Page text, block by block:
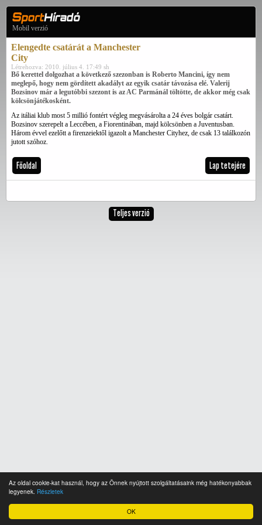
OK
Az oldal cookie-kat használ, hogy az Önnek nyújtott szolgáltatásaink még hatékonyabbak
legyenek. Részletek
Mobil verzió
Elengedte csatárát a Manchester
City
Létrehozva: 2010. július 4. 17:49 sh
Bő kerettel dolgozhat a következő szezonban is Roberto Mancini, így nem
meglepő, hogy nem gördített akadályt az egyik csatár távozása elé. Valerij
Bozsinov már a legutóbbi szezont is az AC Parmánál töltötte, de akkor még csak
kölcsönjátékosként.
Az itáliai klub most 5 millió fontért végleg megvásárolta a 24 éves bolgár csatárt.
Bozsinov szerepelt a Leccében, a Fiorentinában, majd kölcsönben a Juventusban.
Három évvel ezelőtt a firenzeiektől igazolt a Manchester Cityhez, de csak 13 találkozón
jutott szóhoz.
Főoldal Lap tetejére
Teljes verzió